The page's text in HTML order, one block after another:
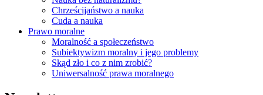
Chrześcijaństwo a nauka
Cuda a nauka
Prawo moralne
Moralność a społeczeństwo
Subiektywizm moralny i jego problemy
Skąd zło i co z nim zrobić?
Uniwersalność prawa moralnego